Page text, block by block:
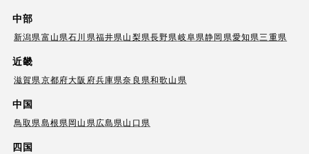
中部
新潟県富山県石川県福井県山梨県長野県岐阜県静岡県愛知県三重県
近畿
滋賀県京都府大阪府兵庫県奈良県和歌山県
中国
鳥取県島根県岡山県広島県山口県
四国